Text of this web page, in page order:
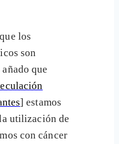
los
son
que
] estamos
utilización de
con cáncer